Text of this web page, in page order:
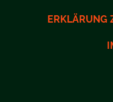
ERKLÄRUNG